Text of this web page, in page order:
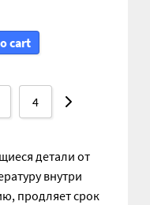
низкие
cart
4
детали от
внутри
продляет срок